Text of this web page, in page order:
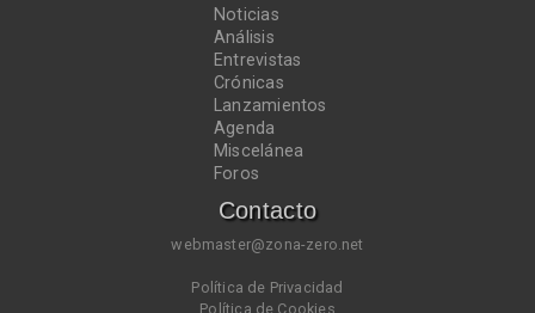
Noticias
Análisis
Entrevistas
Crónicas
Lanzamientos
Agenda
Miscelánea
Foros
Contacto
webmaster@zona-zero.net
Política de Privacidad
Política de Cookies